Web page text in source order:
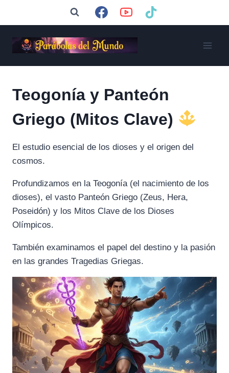
Teogonía y Panteón
Griego (Mitos Clave)
El estudio esencial de los dioses y el origen del
cosmos.
Profundizamos en la Teogonía (el nacimiento de los
dioses), el vasto Panteón Griego (Zeus, Hera,
Poseidón) y los Mitos Clave de los Dioses
Olímpicos.
También examinamos el papel del destino y la pasión
en las grandes Tragedias Griegas.